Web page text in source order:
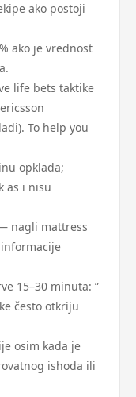
ako postoji
ako je vrednost
life bets taktike
To help you
opklada;
as i nisu
nagli mattress
15–30 minuta: ”
često otkriju
osim kada je
ishoda ili